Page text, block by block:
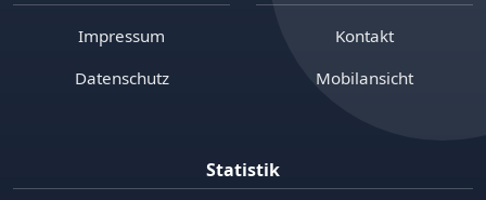
Impressum
Datenschutz
Kontakt
Mobilansicht
Statistik